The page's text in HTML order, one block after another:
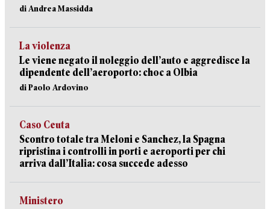
di Andrea Massidda
La violenza
Le viene negato il noleggio dell’auto e aggredisce la
dipendente dell’aeroporto: choc a Olbia
di Paolo Ardovino
Caso Ceuta
Scontro totale tra Meloni e Sanchez, la Spagna
ripristina i controlli in porti e aeroporti per chi
arriva dall’Italia: cosa succede adesso
Ministero